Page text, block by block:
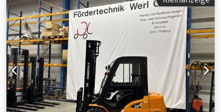
1’150 mm, Antriebsart:Lithium-Ionen, Elektro 4 Rad-
Stapler Fahrgestellnummer: 81BC11639 Masttyp: Triplex
Chodjvzzmiepfx Adqja Zustand: Neugerät Zustand
Technisch: Neu Bereifung vorne Typ: Superelastik
Bereifung vorne Zustand: Neu Bereifung hinten Typ:
Superelastik Bereifung hinten Zustand: Neu Batterie Typ:
Lithium-Ionen Batterie Zustand: Neu Drehgerät,
Seitenschieber, 3. Ventil, 4. Ventil, Vollkabine, Heizung,
Reifen: Zhengxin Vollreifen Ausstattung: 4.Ventil mit Hebel,
Bedienerpräsenzsystem-CE Federsitz mit Schalter und
Armlehne, Elektrische Feststellbremse